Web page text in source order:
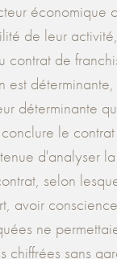
économique
de leur
contrat de
est
déterminante
le
d'analyser
selon
avoir
ne
chiffrées sans